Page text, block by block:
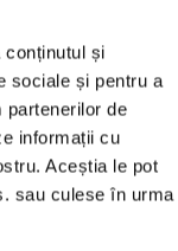
conținutul și
sociale și pentru a
partenerilor de
informații cu
Aceștia le pot
sau culese în urma